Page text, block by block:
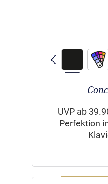
UVP ab
Perfektion